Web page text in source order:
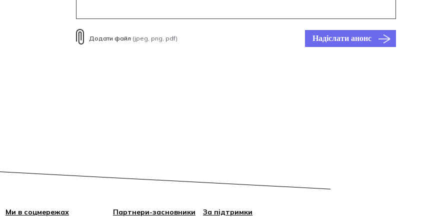
Додати файл (jpeg, png, pdf) Надіслати анонс
Ми в соцмережах Партнери-засновники За підтримки